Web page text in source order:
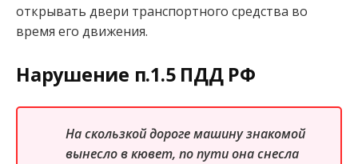
открывать двери транспортного средства во
время его движения.
Нарушение п.1.5 ПДД РФ
На скользкой дороге машину знакомой
вынесло в кювет, по пути она снесла